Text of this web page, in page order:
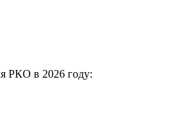
РКО в 2026 году: